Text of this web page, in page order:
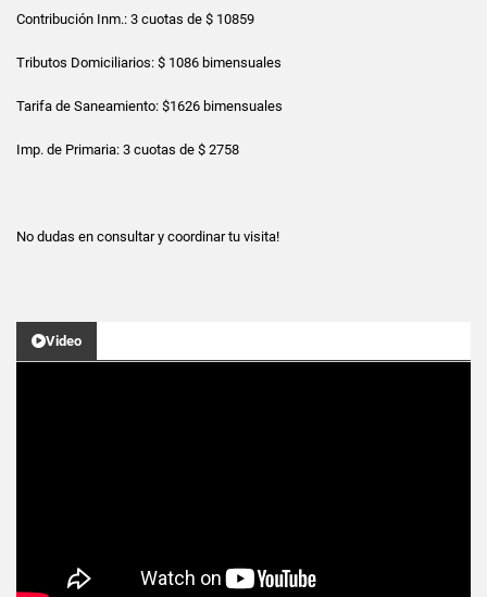
Contribución Inm.: 3 cuotas de $ 10859
Tributos Domiciliarios: $ 1086 bimensuales
Tarifa de Saneamiento: $1626 bimensuales
Imp. de Primaria: 3 cuotas de $ 2758
No dudas en consultar y coordinar tu visita!
Video